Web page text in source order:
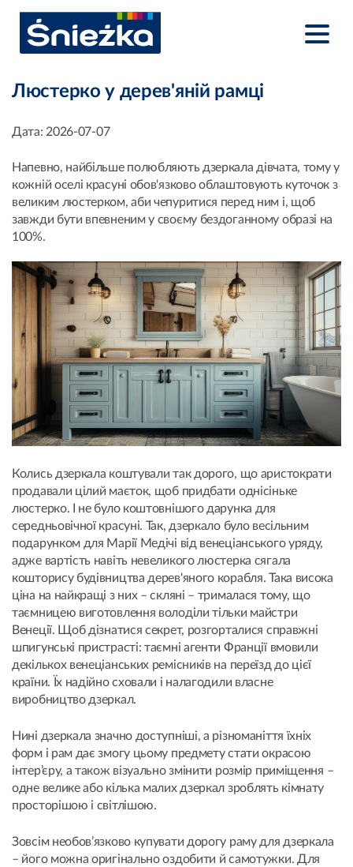
Люстерко у дерев'яній рамці
Дата: 2026-07-07
Напевно, найбільше полюбляють дзеркала дівчата, тому у
кожній оселі красуні обов'язково облаштовують куточок з
великим люстерком, аби чепуритися перед ним і, щоб
завжди бути впевненим у своєму бездоганному образі на
100%.
Колись дзеркала коштували так дорого, що аристократи
продавали цілий маєток, щоб придбати однісіньке
люстерко. І не було коштовнішого дарунка для
середньовічної красуні. Так, дзеркало було весільним
подарунком для Марії Медічі від венеціанського уряду,
адже вартість навіть невеликого люстерка сягала
кошторису будівництва дерев'яного корабля. Така висока
ціна на найкращі з них – скляні – трималася тому, що
таємницею виготовлення володіли тільки майстри
Венеції. Щоб дізнатися секрет, розгорталися справжні
шпигунські пристрасті: таємні агенти Франції вмовили
декількох венеціанських ремісників на переїзд до цієї
країни. Їх надійно сховали і налагодили власне
виробництво дзеркал.
Нині дзеркала значно доступніші, а різноманіття їхніх
форм і рам дає змогу цьому предмету стати окрасою
інтер’єру, а також візуально змінити розмір приміщення –
одне велике або кілька малих дзеркал зроблять кімнату
просторішою і світлішою.
Зовсім необов’язково купувати дорогу раму для дзеркала
– його можна оригінально оздобити й самотужки. Для